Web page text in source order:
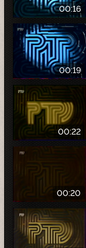
00:16
00:19
00:22
00:20